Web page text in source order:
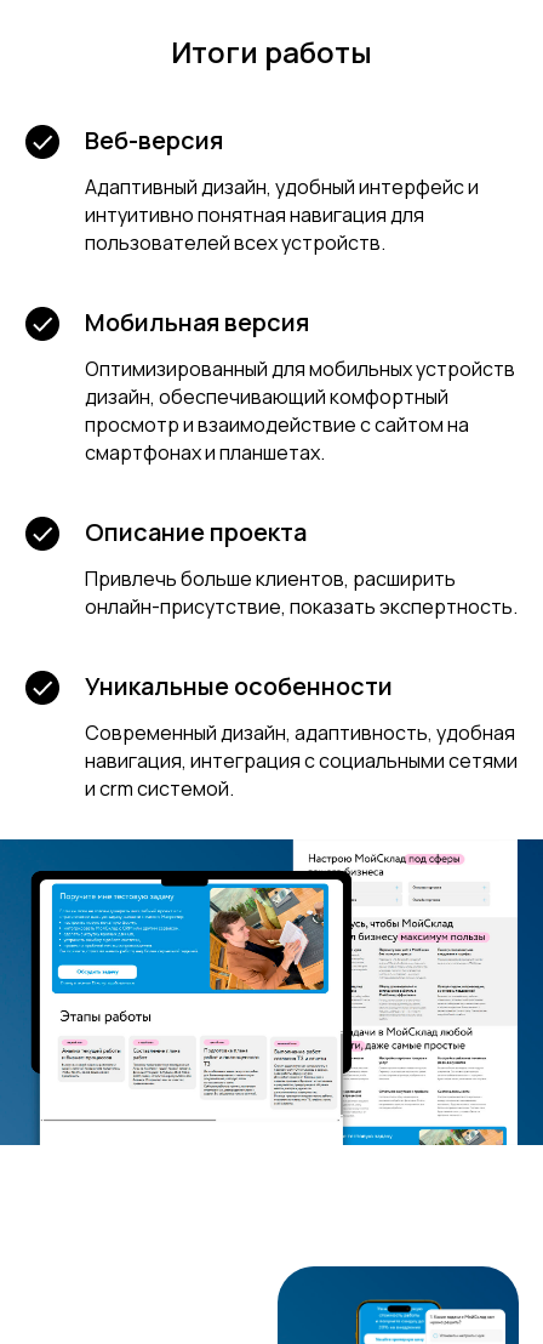
Итоги работы
Веб-версия
Адаптивный дизайн, удобный интерфейс и
интуитивно понятная навигация для
пользователей всех устройств.
Мобильная версия
Оптимизированный для мобильных устройств
дизайн, обеспечивающий комфортный
просмотр и взаимодействие с сайтом на
смартфонах и планшетах.
Описание проекта
Привлечь больше клиентов, расширить
онлайн-присутствие, показать экспертность.
Уникальные особенности
Современный дизайн, адаптивность, удобная
навигация, интеграция с социальными сетями
и crm системой.